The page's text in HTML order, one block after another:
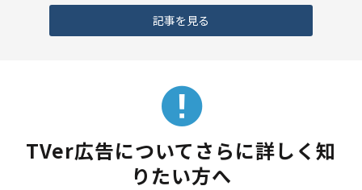
記事を見る
TVer広告についてさらに詳しく知
りたい方へ